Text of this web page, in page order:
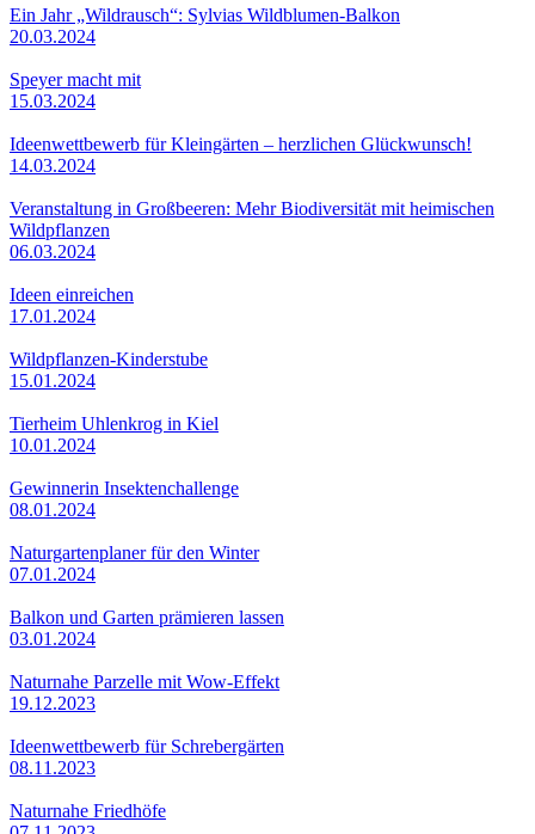
Ein Jahr „Wildrausch“: Sylvias Wildblumen-Balkon
20.03.2024
Speyer macht mit
15.03.2024
Ideenwettbewerb für Kleingärten – herzlichen Glückwunsch!
14.03.2024
Veranstaltung in Großbeeren: Mehr Biodiversität mit heimischen
Wildpflanzen
06.03.2024
Ideen einreichen
17.01.2024
Wildpflanzen-Kinderstube
15.01.2024
Tierheim Uhlenkrog in Kiel
10.01.2024
Gewinnerin Insektenchallenge
08.01.2024
Naturgartenplaner für den Winter
07.01.2024
Balkon und Garten prämieren lassen
03.01.2024
Naturnahe Parzelle mit Wow-Effekt
19.12.2023
Ideenwettbewerb für Schrebergärten
08.11.2023
Naturnahe Friedhöfe